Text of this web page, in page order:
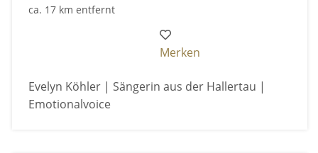
ca. 17 km entfernt
Merken
Evelyn Köhler | Sängerin aus der Hallertau |
Emotionalvoice